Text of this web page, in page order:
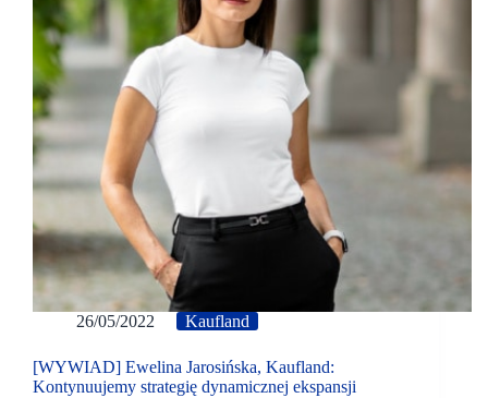
26/05/2022 Kaufland
[WYWIAD] Ewelina Jarosińska, Kaufland:
Kontynuujemy strategię dynamicznej ekspansji